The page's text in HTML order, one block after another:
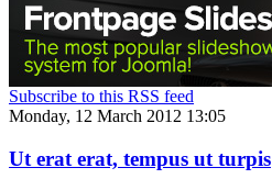
Subscribe to this RSS feed
Monday, 12 March 2012 13:05
Ut erat erat, tempus ut turpis